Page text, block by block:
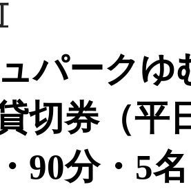
パークゆ
切券（平
90分・5名